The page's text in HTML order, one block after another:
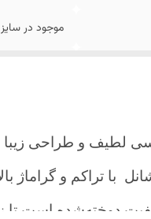
موجود در سایز بندی : 4 ،
لطیف و طراحی
با تراکم و گراماژ
دوخته‌شده است